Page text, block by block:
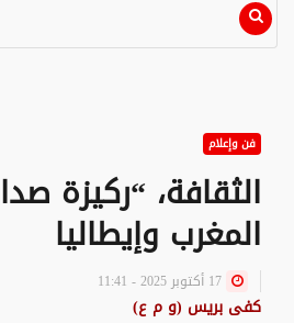
فن وإعلام
الثقافة، “ركيزة
المغرب وإيطاليا
كفى بريس (و م ع)